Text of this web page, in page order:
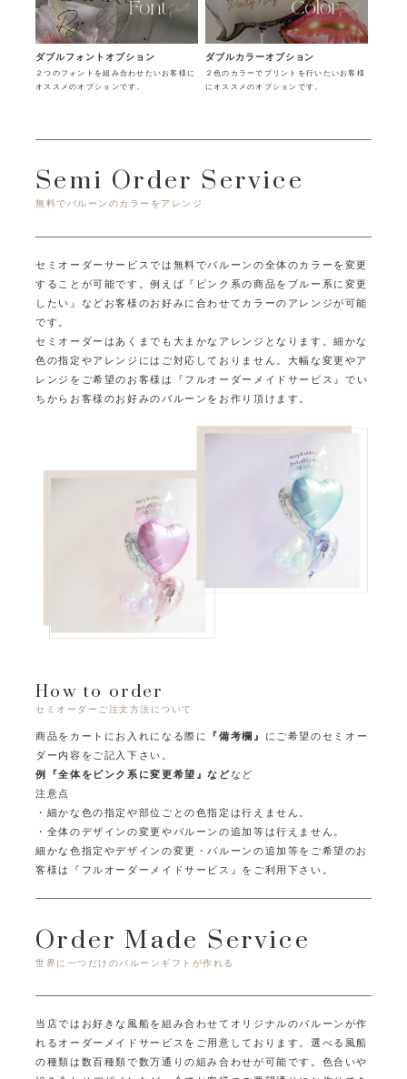
ダブルフォントオプション
２つのフォントを組み合わせたいお客様に
オススメのオプションです。
ダブルカラーオプション
２色のカラーでプリントを行いたいお客様
にオススメのオプションです。
Semi Order Service
無料でバルーンのカラーをアレンジ
セミオーダーサービスでは無料でバルーンの全体のカラーを変更
することが可能です。例えば『ピンク系の商品をブルー系に変更
したい』など お客様のお好みに合わせてカラーのアレンジが可能
です。
セミオーダーはあくまでも大まかなアレンジとなります。細かな
色の指定やアレンジにはご対応しておりません。 大幅な変更やア
レンジをご希望のお客様は『フルオーダーメイドサービス』で い
ちからお客様のお好みのバルーンをお作り頂けます。
How to order
セミオーダーご注文方法について
商品をカートにお入れになる際に 『備考欄』
にご希望のセミオー
ダー内容をご記入下さい。
例『全体をピンク系に変更希望』などなど
注意点
・細かな色の指定や部位ごとの色指定は行えません。
・全体のデザインの変更やバルーンの追加等は行えません。
細かな色指定やデザインの変更・バルーンの追加等をご希望のお
客様は
『フルオーダーメイドサービス』をご利用下さい。
Order Made Service
世界に一つだけのバルーンギフトが作れる
当店ではお好きな風船を組み合わせてオリジナルのバルーンが作
れるオーダーメイドサービスをご用意しております。選べる風船
の種類は数百種類で数万通りの組み合わせが可能です。 色合いや